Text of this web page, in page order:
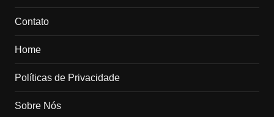
Contato
Home
Políticas de Privacidade
Sobre Nós